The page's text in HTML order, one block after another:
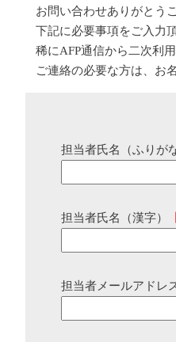
お問い合わせありがとう
下記に必要事項をご入力
稀にAFP通信から二次利
ご連絡の必要な方は、お
担当者氏名（ふりが
担当者氏名（漢字）
担当者メールアドレ